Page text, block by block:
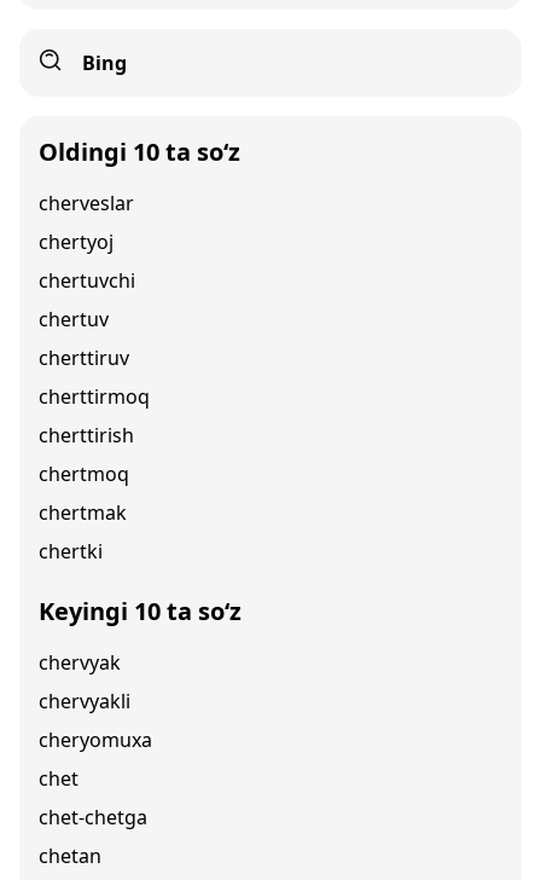
Bing
Oldingi 10 ta so‘z
cherveslar
chertyoj
chertuvchi
chertuv
cherttiruv
cherttirmoq
cherttirish
chertmoq
chertmak
chertki
Keyingi 10 ta so‘z
chervyak
chervyakli
cheryomuxa
chet
chet-chetga
chetan